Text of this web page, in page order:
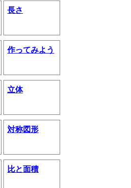
長さ
作ってみよう
立体
対称図形
比と面積